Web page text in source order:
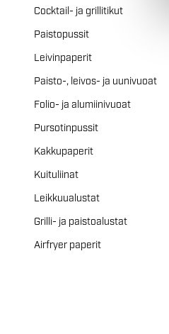
Cocktail- ja grillitikut
Paistopussit
Leivinpaperit
Paisto-, leivos- ja uunivuoat
Folio- ja alumiinivuoat
Pursotinpussit
Kakkupaperit
Kuituliinat
Leikkuualustat
Grilli- ja paistoalustat
Airfryer paperit